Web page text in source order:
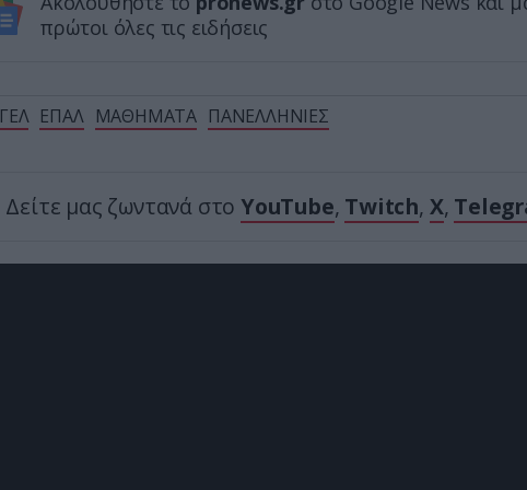
πρώτοι όλες τις ειδήσεις
ΓΕΛ ΕΠΑΛ ΜΑΘΗΜΑΤΑ ΠΑΝΕΛΛΗΝΙΕΣ
Δείτε μας ζωντανά στο YouTube, Twitch, X,